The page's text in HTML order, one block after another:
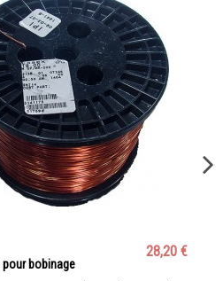
pour bobinage
28,20 €